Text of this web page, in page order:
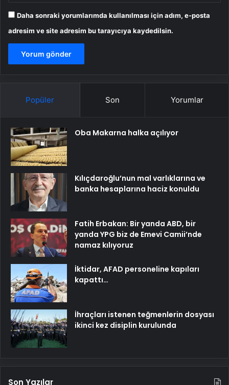
Daha sonraki yorumlarımda kullanılması için adım, e-posta
adresim ve site adresim bu tarayıcıya kaydedilsin.
Popüler Son Yorumlar
Oba Makarna halka açılıyor
Kılıçdaroğlu’nun mal varlıklarına ve
banka hesaplarına haciz konuldu
Fatih Erbakan: Bir yanda ABD, bir
yanda YPG biz de Emevi Camii’nde
namaz kılıyoruz
İktidar, AFAD personeline kapıları
kapattı…
İhraçları istenen teğmenlerin dosyası
ikinci kez disiplin kurulunda
Son Yazılar